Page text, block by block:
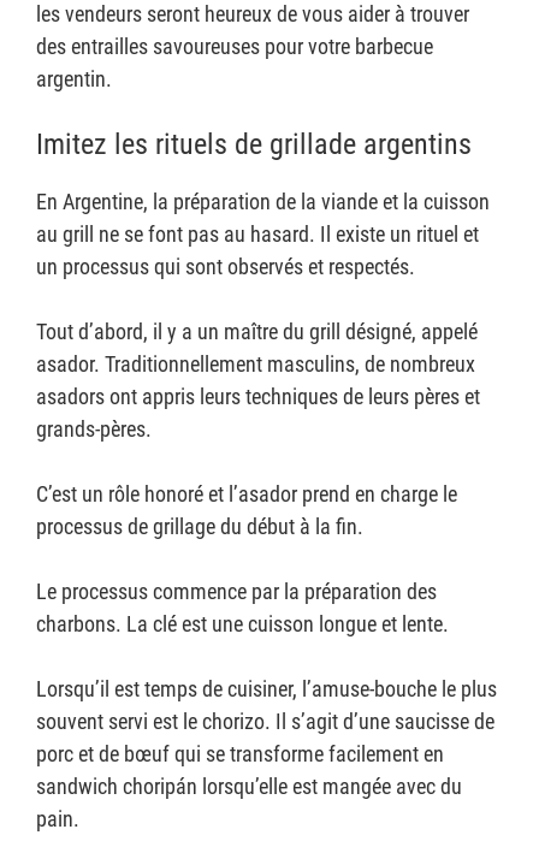
les vendeurs seront heureux de vous aider à trouver
des entrailles savoureuses pour votre barbecue
argentin.
Imitez les rituels de grillade argentins
En Argentine, la préparation de la viande et la cuisson
au grill ne se font pas au hasard. Il existe un rituel et
un processus qui sont observés et respectés.
Tout d’abord, il y a un maître du grill désigné, appelé
asador. Traditionnellement masculins, de nombreux
asadors ont appris leurs techniques de leurs pères et
grands-pères.
C’est un rôle honoré et l’asador prend en charge le
processus de grillage du début à la fin.
Le processus commence par la préparation des
charbons. La clé est une cuisson longue et lente.
Lorsqu’il est temps de cuisiner, l’amuse-bouche le plus
souvent servi est le chorizo. Il s’agit d’une saucisse de
porc et de bœuf qui se transforme facilement en
sandwich choripán lorsqu’elle est mangée avec du
pain.